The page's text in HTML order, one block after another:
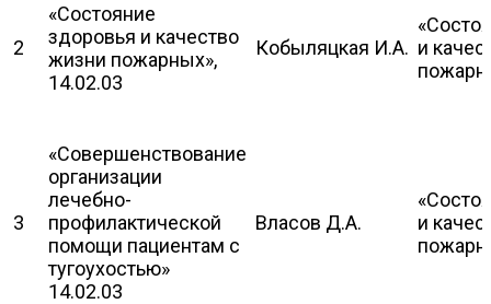
2
«Состояние
здоровья и качество
жизни пожарных»,
14.02.03
Кобыляцкая И.А. и
3
«Совершенствование
организации
лечебно-
профилактической
помощи пациентам с
тугоухостью»
14.02.03
Власов Д.А.
и